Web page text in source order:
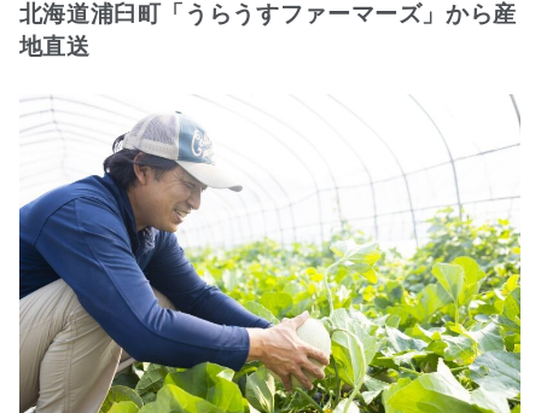
北海道浦臼町「うらうすファーマーズ」から産
地直送